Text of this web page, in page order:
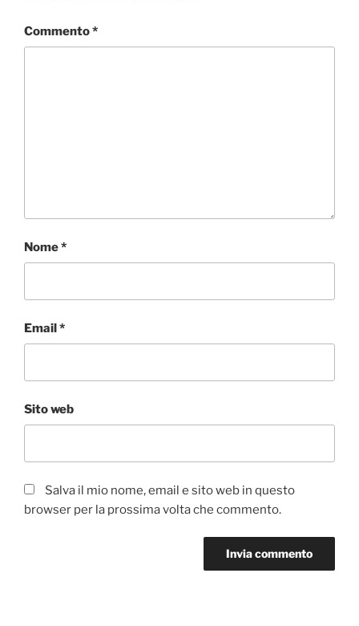
Commento*
Nome*
Email*
Sito web
Salva il mio nome, email e sito web in questo
browser per la prossima volta che commento.